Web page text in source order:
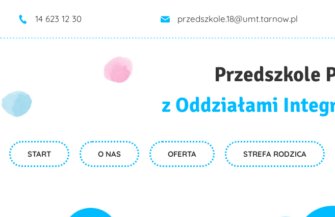
14 623 12 30 przedszkole.18@umt.tarnow.pl
Przedszkole
z Oddziałami
START O NAS OFERTA STREFA RODZICA